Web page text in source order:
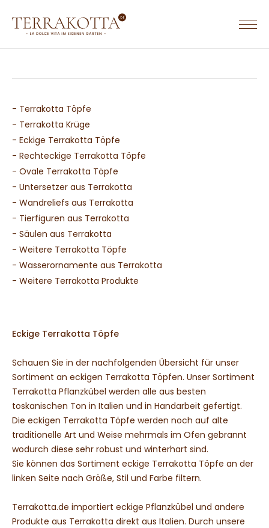
TERRACOTTA WERKGEBIEDEN & WEBSITES
TERRACOTTA.BE
Terrakotta Töpfe
Terrakotta Krüge
Eckige Terrakotta Töpfe
Rechteckige Terrakotta Töpfe
Ovale Terrakotta Töpfe
Untersetzer aus Terrakotta
Wandreliefs aus Terrakotta
Säulen aus Terrakotta
Weitere Terrakotta Töpfe
Wasserornamente aus Terrakotta
KONTAKT
- Terrakotta Töpfe
- Terrakotta Krüge
- Eckige Terrakotta Töpfe
- Rechteckige Terrakotta Töpfe
- Ovale Terrakotta Töpfe
- Untersetzer aus Terrakotta
- Wandreliefs aus Terrakotta
- Tierfiguren aus Terrakotta
- Säulen aus Terrakotta
- Weitere Terrakotta Töpfe
- Wasserornamente aus Terrakotta
- Weitere Terrakotta Produkte
Eckige Terrakotta Töpfe
Schauen Sie in der nachfolgenden Übersicht für unser
Sortiment an eckigen Terrakotta Töpfen. Unser Sortiment
Terrakotta Pflanzkübel werden alle aus besten
toskanischen Ton in Italien und in Handarbeit gefertigt.
Die eckigen Terrakotta Töpfe werden noch auf alte
traditionelle Art und Weise mehrmals im Ofen gebrannt
wodurch diese sehr robust und winterhart sind.
Sie können das Sortiment eckige Terrakotta Töpfe an der
linken Seite nach Größe, Stil und Farbe filtern.
Terrakotta.de importiert eckige Pflanzkübel und andere
Produkte aus Terrakotta direkt aus Italien. Durch unsere